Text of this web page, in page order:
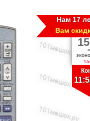
Нам 17
Вам
15